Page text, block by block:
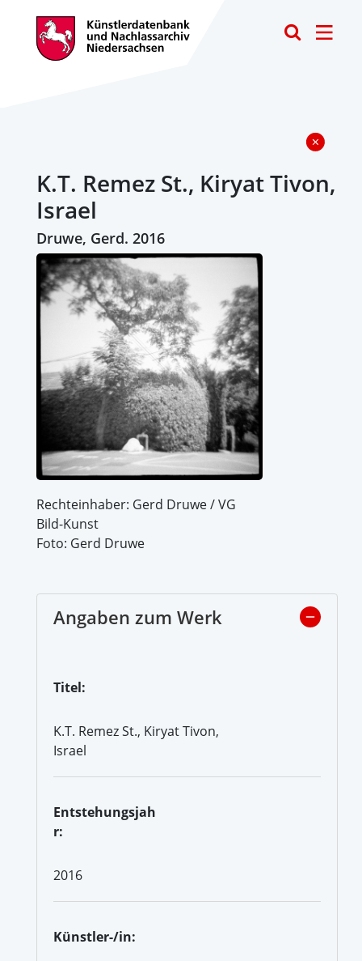
K.T. Remez St., Kiryat Tivon,
Israel
Druwe, Gerd. 2016
Rechteinhaber: Gerd Druwe / VG
Bild-Kunst
Foto: Gerd Druwe
Angaben zum Werk
Titel:
K.T. Remez St., Kiryat Tivon,
Israel
Entstehungsjah
r:
2016
Künstler-/in: